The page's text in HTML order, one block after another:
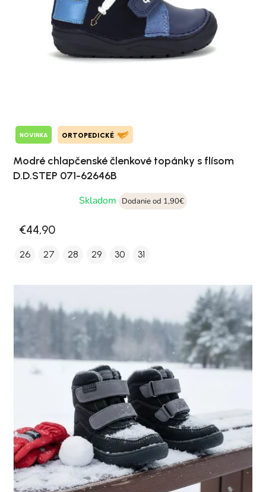
NOVINKA ORTOPEDICKÉ
Modré chlapčenské členkové topánky s flísom
D.D.STEP 071-62646B
Skladom
Dodanie od 1,90€
€44,90
26 27 28 29 30 31